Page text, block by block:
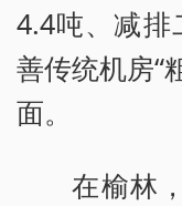
4.4吨、减排
善传统机房“
面。
在榆林